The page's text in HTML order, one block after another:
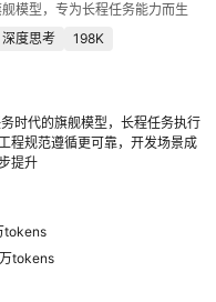
模型，专为长程任务能力而生
深度思考 198K
时代的旗舰模型，长程任务执行
程规范遵循更可靠，开发场景成
提升
tokens
tokens